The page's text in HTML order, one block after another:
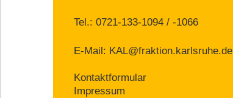
Tel.: 0721-133-1094 / -1066
E-Mail: KAL@fraktion.karlsruhe.de
Kontaktformular
Impressum